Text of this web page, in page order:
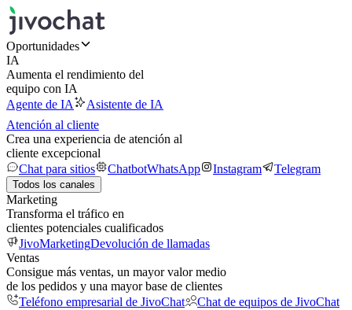
Oportunidades
IA
Aumenta el rendimiento del
equipo con IA
Agente de IA
Asistente de IA
Atención al cliente
Crea una experiencia de atención al
cliente excepcional
Chat para sitios
ChatbotWhatsApp Instagram Telegram
Todos los canales
Marketing
Transforma el tráfico en
clientes potenciales cualificados
JivoMarketingDevolución de llamadas
Ventas
Consigue más ventas, un mayor valor medio
de los pedidos y una mayor base de clientes
Teléfono empresarial de JivoChat
Chat de equipos de JivoChat